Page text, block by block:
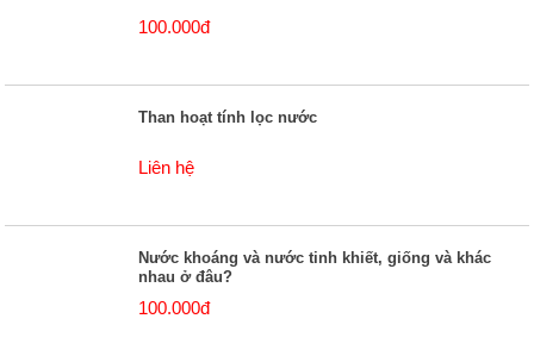
100.000đ
Than hoạt tính lọc nước
Liên hệ
Nước khoáng và nước tinh khiết, giống và khác
nhau ở đâu?
100.000đ